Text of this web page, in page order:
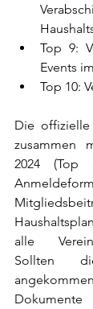
Top 9:
Events
Top 10:
Die
zusammen
2024 (Top
alle
Sollten